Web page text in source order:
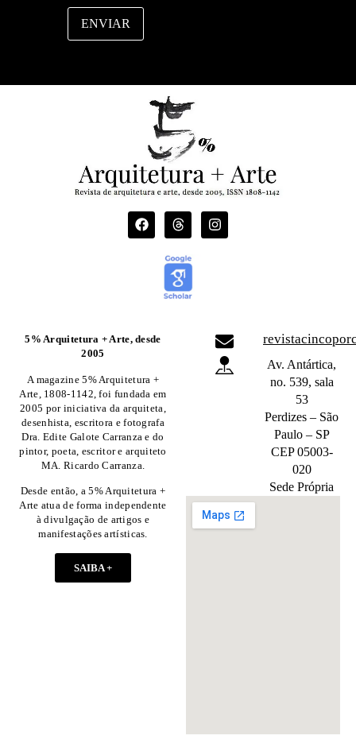
ENVIAR
5% Arquitetura + Arte, desde
2005
A magazine 5% Arquitetura +
Arte, 1808-1142, foi fundada em
2005 por iniciativa da arquiteta,
desenhista, escritora e fotografa
Dra. Edite Galote Carranza e do
pintor, poeta, escritor e arquiteto
MA. Ricardo Carranza.
Desde então, a 5% Arquitetura +
Arte atua de forma independente
à divulgação de artigos e
manifestações artísticas.
SAIBA +
Av. Antártica,
no. 539, sala
53
Perdizes – São
Paulo – SP
CEP 05003-
020
Sede Própria